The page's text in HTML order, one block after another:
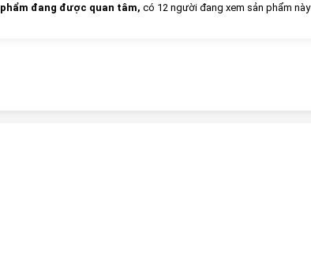
đang được quan tâm, có 12 người đang xem sản phẩm này